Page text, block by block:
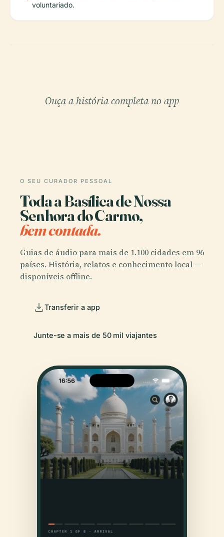
voluntariado.
Ouça a história completa no app
O SEU CURADOR PESSOAL
Toda a Basílica de Nossa
Senhora do Carmo,
bem contada.
Guias de áudio para mais de 1.100 cidades em 96
países. História, relatos e conhecimento local —
disponíveis offline.
Transferir a app
Junte-se a mais de 50 mil viajantes